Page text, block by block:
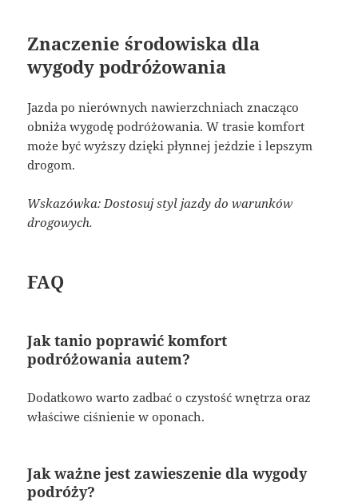
Znaczenie środowiska dla
wygody podróżowania
Jazda po nierównych nawierzchniach znacząco
obniża wygodę podróżowania. W trasie komfort
może być wyższy dzięki płynnej jeździe i lepszym
drogom.
Wskazówka: Dostosuj styl jazdy do warunków
drogowych.
FAQ
Jak tanio poprawić komfort
podróżowania autem?
Dodatkowo warto zadbać o czystość wnętrza oraz
właściwe ciśnienie w oponach.
Jak ważne jest zawieszenie dla wygody
podróży?